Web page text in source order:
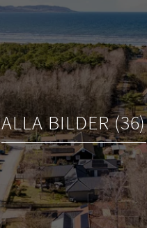
ALLA BILDER (36)